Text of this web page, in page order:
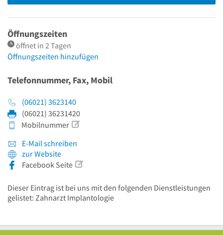
Öffnungszeiten
öffnet in 2 Tagen
Öffnungszeiten hinzufügen
Telefonnummer, Fax, Mobil
(06021) 3623140
(06021) 36231420
Mobilnummer
E-Mail schreiben
zur Website
Facebook Seite
Dieser Eintrag ist bei uns mit den folgenden Dienstleistungen
gelistet: Zahnarzt Implantologie